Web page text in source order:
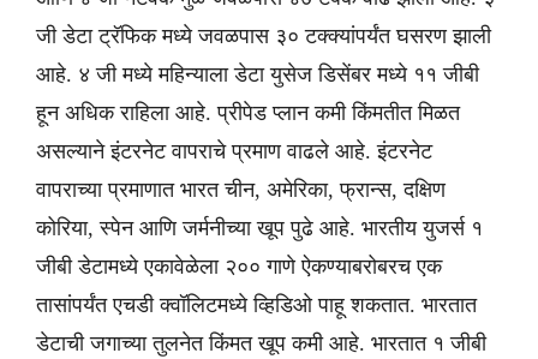
जी डेटा ट्रॅफिक मध्ये जवळपास ३० टक्क्यांपर्यंत घसरण झाली
आहे. ४ जी मध्ये महिन्याला डेटा युसेज डिसेंबर मध्ये ११ जीबी
हून अधिक राहिला आहे. प्रीपेड प्लान कमी किंमतीत मिळत
असल्याने इंटरनेट वापराचे प्रमाण वाढले आहे. इंटरनेट
वापराच्या प्रमाणात भारत चीन, अमेरिका, फ्रान्स, दक्षिण
कोरिया, स्पेन आणि जर्मनीच्या खूप पुढे आहे. भारतीय युजर्स १
जीबी डेटामध्ये एकावेळेला २०० गाणे ऐकण्याबरोबरच एक
तासांपर्यंत एचडी क्वॉलिटमध्ये व्हिडिओ पाहू शकतात. भारतात
डेटाची जगाच्या तुलनेत किंमत खूप कमी आहे. भारतात १ जीबी